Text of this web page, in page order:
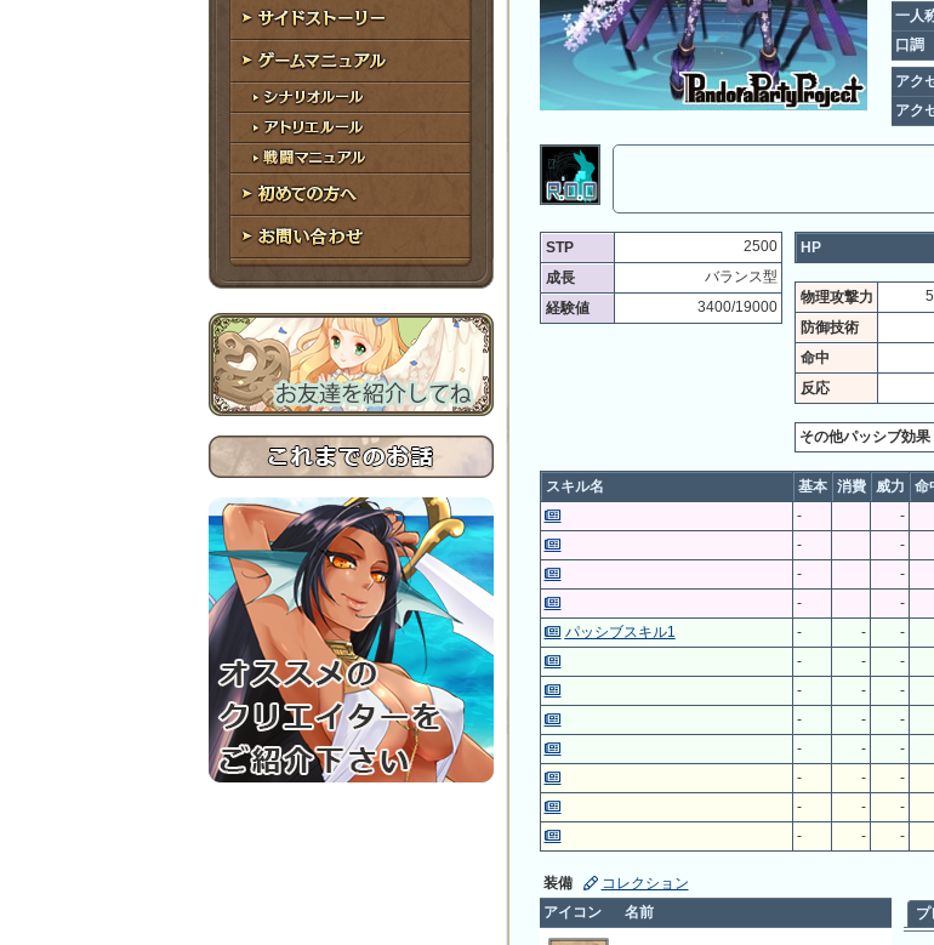
世界観
サイドストーリー
ゲームマニュアル
シナリオルール
アトリエルール
戦闘マニュアル
初めての方へ
お問い合わせ
一人
口調
アク
アク
STP
2500
成長
バランス型
経験値
3400/19000
HP
物理攻撃力
防御技術
命中
反応
その他パッシブ効果
スキル名 基本 消費 威力 命
-
-
-
-
-
-
-
-
パッシブスキル1
- - -
-
- -
-
- -
-
- -
-
- -
-
- -
-
- -
-
- -
装備
コレクション
アイコン
名前 プ